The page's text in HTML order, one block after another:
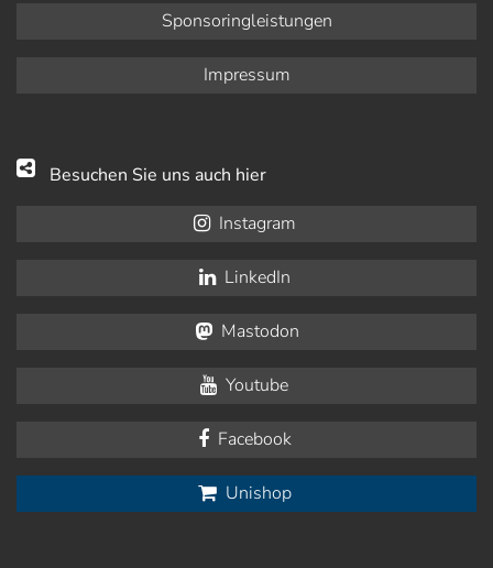
Sponsoringleistungen
Impressum
Besuchen Sie uns auch hier
Instagram
LinkedIn
Mastodon
Youtube
Facebook
Unishop